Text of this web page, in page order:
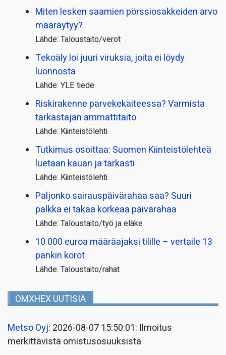
Miten lesken saamien pörssi­osakkeiden arvo
määräytyy?
Lähde: Taloustaito/verot
Tekoäly loi juuri viruksia, joita ei löydy
luonnosta
Lähde: YLE tiede
Riskirakenne parvekekaiteessa? Varmista
tarkastajan ammattitaito
Lähde: Kiinteistölehti
Tutkimus osoittaa: Suomen Kiinteistölehteä
luetaan kauan ja tarkasti
Lähde: Kiinteistölehti
Paljonko sairauspäivä­rahaa saa? Suuri
palkka ei takaa korkeaa päivärahaa
Lähde: Taloustaito/työ ja eläke
10 000 euroa määräajaksi tilille – vertaile 13
pankin korot
Lähde: Taloustaito/rahat
OMXHEX UUTISIA
Metso Oyj: 2026-08-07 15:50:01: Ilmoitus
merkittävistä omistusosuuksista